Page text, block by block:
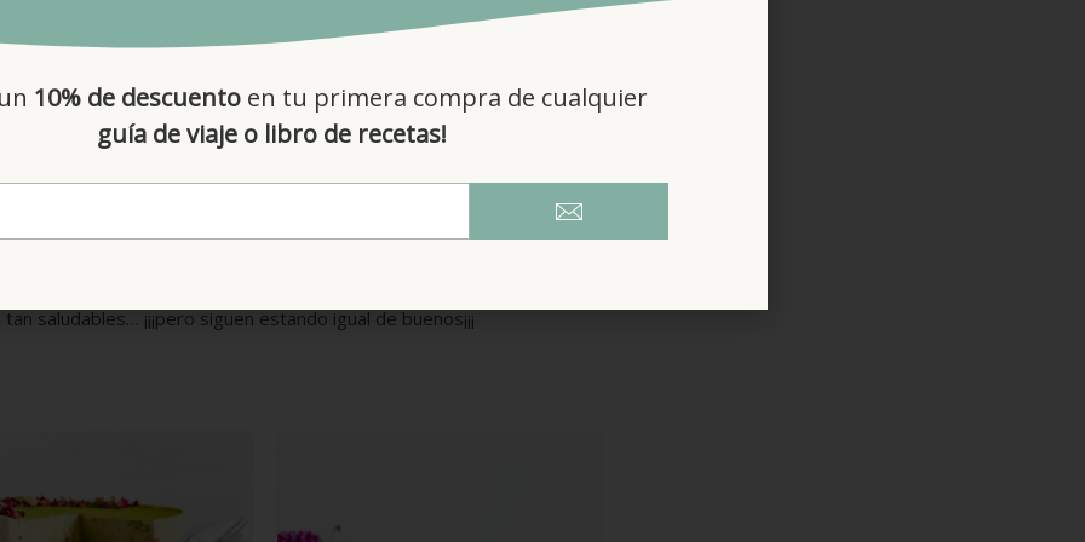
una receta dulce, os pued asegurar que la textura y sabor de esta
favoritas: están llenos de antioxidantes, polifenoles y maravillosos
saludables… ¡¡¡pero siguen estando igual de buenos¡¡¡
10% de descuento en tu primera compra de cualquier
guía de viaje o libro de recetas!